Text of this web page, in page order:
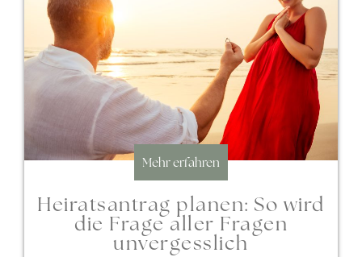
Mehr erfahren
Heiratsantrag planen: So wird
die Frage aller Fragen
unvergesslich